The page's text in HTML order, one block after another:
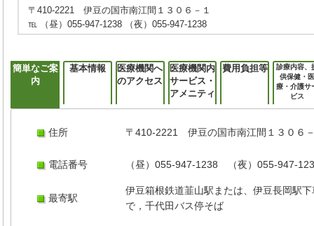
〒410-2221 伊豆の国市南江間１３０６－１
℡ （昼）055-947-1238 （夜）055-947-1238
簡単なご案
内
基本情報
医療機関へ
のアクセス
医療機関内
サービス・
アメニティ
費用負担等
診療内容、
供保健・
療・介護サ
ビス
住所 〒410-2221 伊豆の国市南江間１３０６
電話番号 （昼）055-947-1238 （夜）055-947-
最寄駅
伊豆箱根鉄道韮山駅または、伊豆長岡駅
で，千代田バス停そば